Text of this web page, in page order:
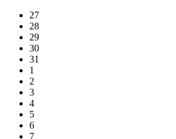
27
28
29
30
31
1
2
3
4
5
6
7